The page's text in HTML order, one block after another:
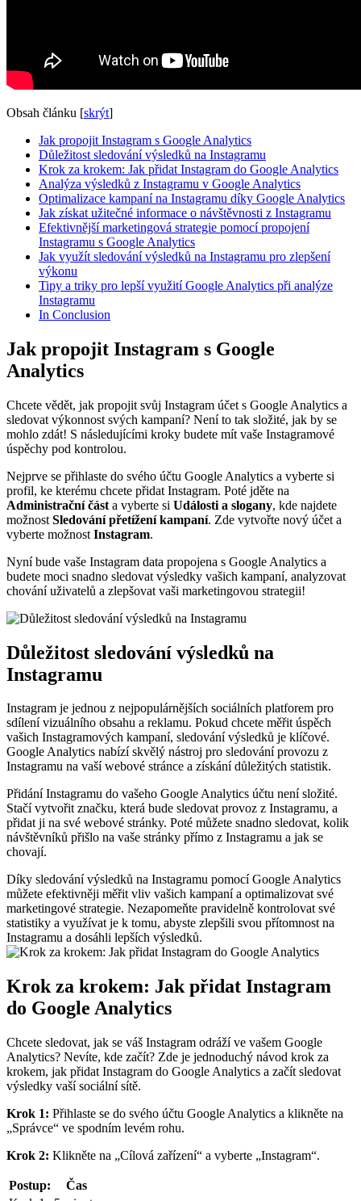
Obsah článku [skrýt]
Jak propojit Instagram s Google Analytics
Důležitost sledování výsledků na Instagramu
Krok za krokem: Jak přidat Instagram do Google Analytics
Analýza výsledků z Instagramu v Google Analytics
Optimalizace kampaní na Instagramu díky Google Analytics
Jak získat užitečné informace o návštěvnosti z Instagramu
Efektivnější marketingová strategie pomocí propojení
Instagramu s Google Analytics
Jak využít sledování výsledků na Instagramu pro zlepšení
výkonu
Tipy a triky pro lepší využití Google Analytics při analýze
Instagramu
In Conclusion
Jak propojit Instagram s Google
Analytics
Chcete vědět, jak propojit svůj Instagram účet s Google Analytics a
sledovat výkonnost svých kampaní? Není to tak složité, jak by se
mohlo zdát! S následujícími kroky budete mít vaše Instagramové
úspěchy pod kontrolou.
Nejprve se přihlaste do svého účtu Google Analytics a vyberte si
profil, ke kterému chcete přidat Instagram. Poté jděte na
Administrační část a vyberte si Události a slogany, kde najdete
možnost Sledování přetížení kampaní. Zde vytvořte nový účet a
vyberte možnost Instagram.
Nyní bude vaše Instagram data propojena s Google Analytics a
budete moci snadno sledovat výsledky vašich kampaní, analyzovat
chování uživatelů a zlepšovat vaši marketingovou strategii!
Důležitost sledování výsledků na
Instagramu
Instagram je jednou z nejpopulárnějších sociálních platforem pro
sdílení vizuálního obsahu a reklamu. Pokud chcete měřit úspěch
vašich Instagramových kampaní, sledování výsledků je klíčové.
Google Analytics nabízí skvělý nástroj pro sledování provozu z
Instagramu na vaší webové stránce a získání důležitých statistik.
Přidání Instagramu do vašeho Google Analytics účtu není složité.
Stačí vytvořit značku, která bude sledovat provoz z Instagramu, a
přidat ji na své webové stránky. Poté můžete snadno sledovat, kolik
návštěvníků přišlo na vaše stránky přímo z Instagramu a jak se
chovají.
Díky sledování výsledků na Instagramu pomocí Google Analytics
můžete efektivněji měřit vliv vašich kampaní a optimalizovat své
marketingové strategie. Nezapomeňte pravidelně kontrolovat své
statistiky a využívat je k tomu, abyste zlepšili svou přítomnost na
Instagramu a dosáhli lepších výsledků.
Krok za krokem: Jak přidat Instagram
do Google Analytics
Chcete sledovat, jak se váš Instagram odráží ve vašem Google
Analytics? Nevíte, kde začít? Zde je jednoduchý návod krok za
krokem, jak přidat Instagram do Google Analytics a začít sledovat
výsledky vaší sociální sítě.
Krok 1: Přihlaste se do svého účtu Google Analytics a klikněte na
„Správce“ ve spodním levém rohu.
Krok 2: Klikněte na „Cílová zařízení“ a vyberte „Instagram“.
Postup:
Čas